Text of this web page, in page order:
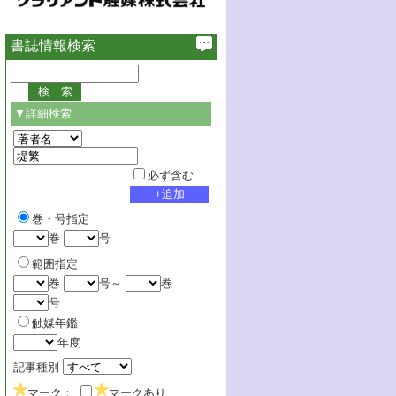
書誌情報検索
▼詳細検索
必ず含む
巻・号指定
巻
号
範囲指定
巻
号～
巻
号
触媒年鑑
年度
記事種別
マーク：
マークあり